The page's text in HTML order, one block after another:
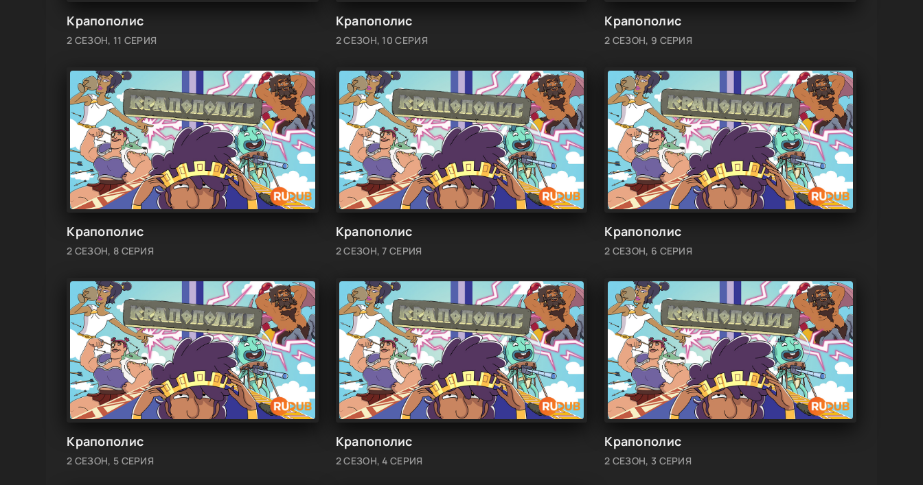
Крапополис
2 СЕЗОН, 11 СЕРИЯ
Крапополис
2 СЕЗОН, 10 СЕРИЯ
Крапополис
2 СЕЗОН, 9 СЕРИЯ
Крапополис
2 СЕЗОН, 8 СЕРИЯ
Крапополис
2 СЕЗОН, 7 СЕРИЯ
Крапополис
2 СЕЗОН, 6 СЕРИЯ
Крапополис
2 СЕЗОН, 5 СЕРИЯ
Крапополис
2 СЕЗОН, 4 СЕРИЯ
Крапополис
2 СЕЗОН, 3 СЕРИЯ